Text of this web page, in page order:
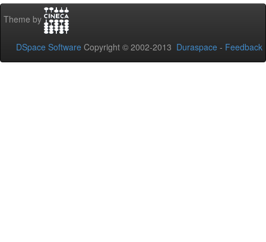
Theme by
DSpace Software Copyright © 2002-2013 Duraspace - Feedback